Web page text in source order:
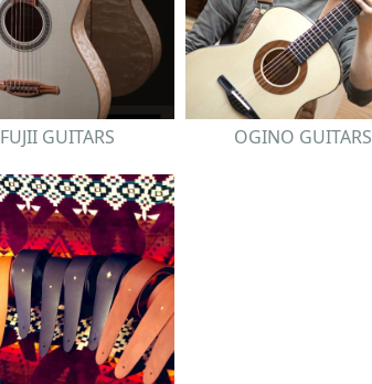
FUJII GUITARS OGINO GUITARS